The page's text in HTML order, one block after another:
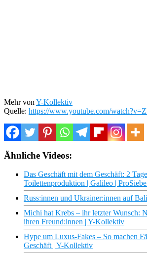
Mehr von Y-Kollektiv
Quelle: https://www.youtube.com/
Ähnliche Videos:
Das Geschäft mit dem Geschäft: 2
Toilettenproduktion | Galileo |
Russ:innen und Ukrainer:innen auf Bali
Michi hat Krebs – ihr letzter Wunsch:
ihren Freund:innen | Y-Kollektiv
Hype um Luxus-Fakes – So machen
Geschäft | Y-Kollektiv